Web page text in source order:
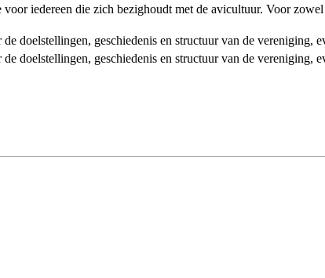
iedereen die zich bezighoudt met de avicultuur. Voor
doelstellingen, geschiedenis en structuur van de vereniging,
doelstellingen, geschiedenis en structuur van de vereniging,